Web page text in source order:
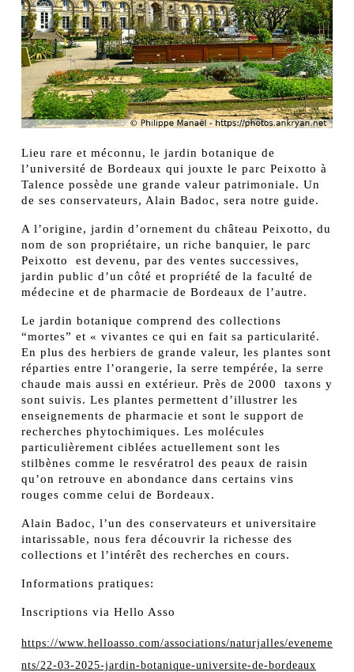
Lieu rare et méconnu, le jardin botanique de
l’université de Bordeaux qui jouxte le parc Peixotto à
Talence possède une grande valeur patrimoniale. Un
de ses conservateurs, Alain Badoc, sera notre guide.
A l’origine, jardin d’ornement du château Peixotto, du
nom de son propriétaire, un riche banquier, le parc
Peixotto est devenu, par des ventes successives,
jardin public d’un côté et propriété de la faculté de
médecine et de pharmacie de Bordeaux de l’autre.
Le jardin botanique comprend des collections
“mortes” et « vivantes ce qui en fait sa particularité.
En plus des herbiers de grande valeur, les plantes sont
réparties entre l’orangerie, la serre tempérée, la serre
chaude mais aussi en extérieur. Près de 2000 taxons y
sont suivis. Les plantes permettent d’illustrer les
enseignements de pharmacie et sont le support de
recherches phytochimiques. Les molécules
particulièrement ciblées actuellement sont les
stilbènes comme le resvératrol des peaux de raisin
qu’on retrouve en abondance dans certains vins
rouges comme celui de Bordeaux.
Alain Badoc, l’un des conservateurs et universitaire
intarissable, nous fera découvrir la richesse des
collections et l’intérêt des recherches en cours.
Informations pratiques:
Inscriptions via Hello Asso
https://www.helloasso.com/associations/naturjalles/eveneme
nts/22-03-2025-jardin-botanique-universite-de-bordeaux